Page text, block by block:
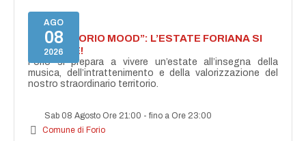
AGO
08
2026
NASCE “FORIO MOOD”: L’ESTATE FORIANA SI
ACCENDE!
Forio si prepara a vivere un’estate all’insegna della
musica, dell’intrattenimento e della valorizzazione del
nostro straordinario territorio.
Sab 08 Agosto Ore 21:00 -fino a Ore 23:00
Comune di Forio